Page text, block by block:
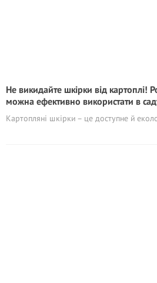
Не викидайте шкірки від картоплі!
можна ефективно використати в
Картопляні шкірки – це доступне й